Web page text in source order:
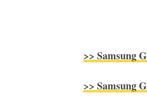
>> Samsung
>> Samsung